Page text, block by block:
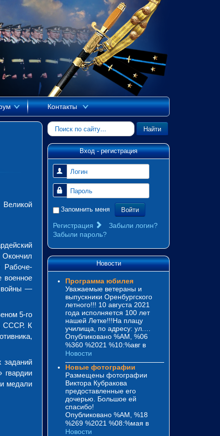
Контакты
Рабоче-
военное
войны —
5-го
СССР. К
заданий
гвардии
медали
Искать... Найти
Вход - регистрация
Логин
Пароль
Запомнить меня Войти
Регистрация
Забыли логин?
Забыли пароль?
Новости
Программа юбилея
Уважаемые ветераны и
выпускники Оренбургского
летного!!! 10 августа 2021
года исполняется 100 лет
нашей Летке!!!На плацу
училища, по адресу: ул.…
Опубликовано %AM, %06
%360 %2021 %10:%авг в
Новости
Новые фотографии
Размещены фотографии
Виктора Кубракова
предоставленные его
дочерью. Большое ей
спасибо!
Опубликовано %AM, %18
%269 %2021 %08:%мая в
Новости